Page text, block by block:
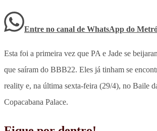
Entre no canal de WhatsApp do
Esta foi a primeira vez que PA e Jade se
que saíram do BBB22. Eles já tinham se
reality e, na última sexta-feira (29/4), no Baile
Copacabana Palace.